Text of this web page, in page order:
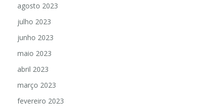
agosto 2023
julho 2023
junho 2023
maio 2023
abril 2023
março 2023
fevereiro 2023